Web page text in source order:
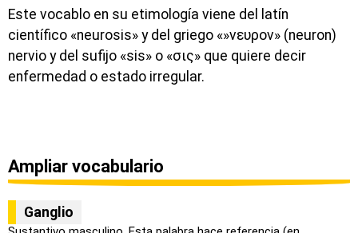
Este vocablo en su etimología viene del latín
científico «neurosis» y del griego «»νευρον» (neuron)
nervio y del sufijo «sis» o «σις» que quiere decir
enfermedad o estado irregular.
Ampliar vocabulario
Ganglio